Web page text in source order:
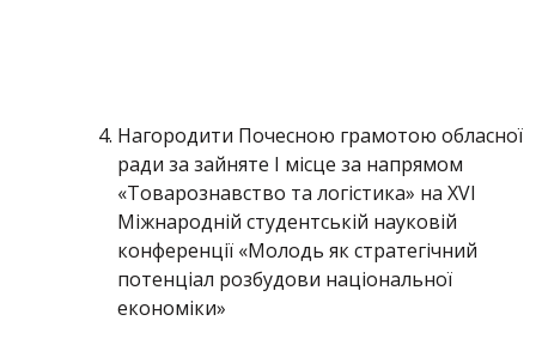
Нагородити Почесною грамотою обласної
ради за зайняте І місце за напрямом
«Товарознавство та логістика» на XVІ
Міжнародній студентській науковій
конференції «Молодь як стратегічний
потенціал розбудови національної
економіки»